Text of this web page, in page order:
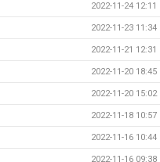
2022-11-24 12:11
2022-11-23 11:34
2022-11-21 12:31
2022-11-20 18:45
2022-11-20 15:02
2022-11-18 10:57
2022-11-16 10:44
2022-11-16 09:38